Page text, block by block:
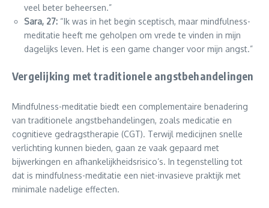
veel beter beheersen.”
Sara, 27: “Ik was in het begin sceptisch, maar mindfulness-
meditatie heeft me geholpen om vrede te vinden in mijn
dagelijks leven. Het is een game changer voor mijn angst.”
Vergelijking met traditionele angstbehandelingen
Mindfulness-meditatie biedt een complementaire benadering
van traditionele angstbehandelingen, zoals medicatie en
cognitieve gedragstherapie (CGT). Terwijl medicijnen snelle
verlichting kunnen bieden, gaan ze vaak gepaard met
bijwerkingen en afhankelijkheidsrisico’s. In tegenstelling tot
dat is mindfulness-meditatie een niet-invasieve praktijk met
minimale nadelige effecten.